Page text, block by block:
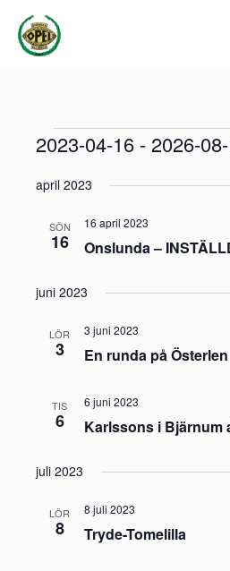
Hoppa
innehåll
Evenemang
2023-04-16 - 2026-
datum.
april 2023
SÖN
16 Onslunda –
16 april 2023
juni 2023
LÖR
3 En runda på Österlen
3 juni 2023
TIS
6 Karlssons i Bjärnum
6 juni 2023
juli 2023
LÖR
8 Tryde-Tomelilla
8 juli 2023